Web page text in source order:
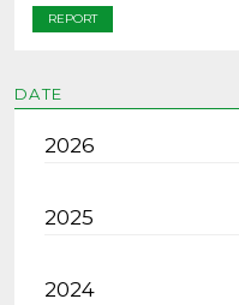
REPORT
DATE
2026
2025
2024